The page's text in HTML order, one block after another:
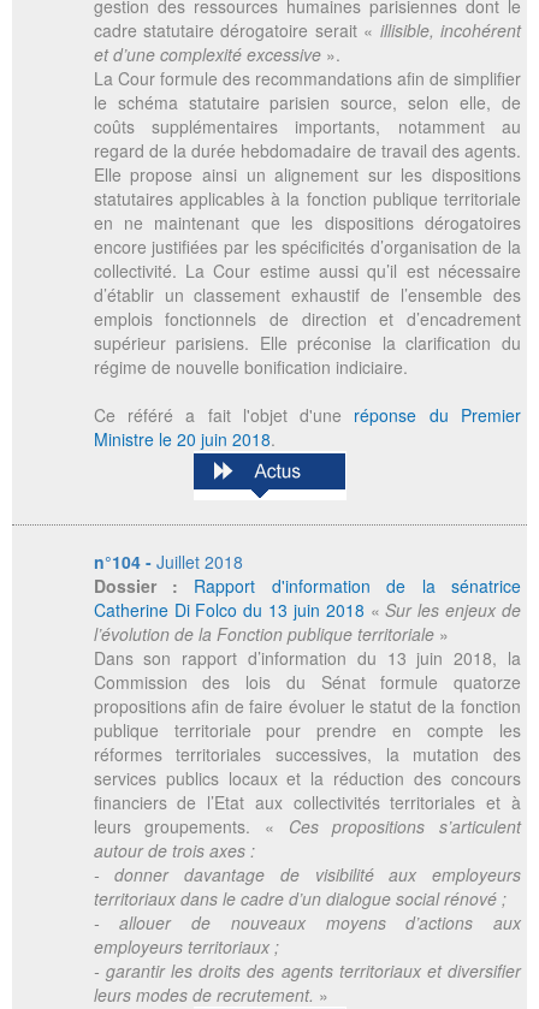
gestion des ressources humaines parisiennes dont le
cadre statutaire dérogatoire serait « illisible, incohérent
et d’une complexité excessive».
La Cour formule des recommandations afin de simplifier
le schéma statutaire parisien source, selon elle, de
coûts supplémentaires importants, notamment au
regard de la durée hebdomadaire de travail des agents.
Elle propose ainsi un alignement sur les dispositions
statutaires applicables à la fonction publique territoriale
en ne maintenant que les dispositions dérogatoires
encore justifiées par les spécificités d’organisation de la
collectivité. La Cour estime aussi qu’il est nécessaire
d’établir un classement exhaustif de l’ensemble des
emplois fonctionnels de direction et d’encadrement
supérieur parisiens. Elle préconise la clarification du
régime de nouvelle bonification indiciaire.
Ce référé a fait l'objet d'une réponse du Premier
Ministre le 20 juin 2018.
n°104 - Juillet 2018
Dossier : Rapport d'information de la sénatrice
Catherine Di Folco du 13 juin 2018 «Sur les enjeux de
l’évolution de la Fonction publique territoriale»
Dans son rapport d’information du 13 juin 2018, la
Commission des lois du Sénat formule quatorze
propositions afin de faire évoluer le statut de la fonction
publique territoriale pour prendre en compte les
réformes territoriales successives, la mutation des
services publics locaux et la réduction des concours
financiers de l’Etat aux collectivités territoriales et à
leurs groupements. « Ces propositions s’articulent
autour de trois axes :
- donner davantage de visibilité aux employeurs
territoriaux dans le cadre d’un dialogue social rénové ;
- allouer de nouveaux moyens d’actions aux
employeurs territoriaux ;
- garantir les droits des agents territoriaux et diversifier
leurs modes de recrutement. »